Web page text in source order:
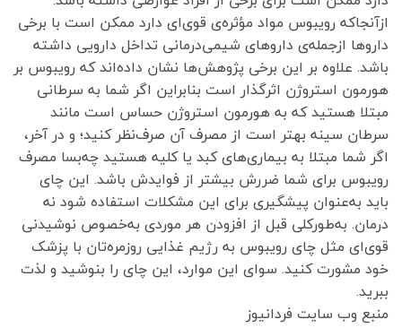
ازآنجاکه رویبوس مواد مؤثره‌ی قوی‌ای دارد ممکن است با برخی
دارو‌ها ازجمله‌ی دارو‌های شیمی‌درمانی تداخل دارویی داشته
باشد. علاوه بر این برخی پژوهش‌ها نشان داده‌اند که رویبوس بر
هورمون استروژن اثرگذار است بنابراین اگر شما به سرطانی
مبتلا هستید که به هورمون استروژن حساس است مانند
سرطان سینه بهتر است از مصرف آن صرف‌نظر کنید؛ و در آخر،
اگر شما مبتلا به بیماری‌های کبد یا کلیه هستید چه‌بسا مصرف
رویبوس برای شما ضررش بیشتر از فوایدش باشد. این چای
باید به‌عنوان پیشگیری برای این مشکلات استفاده شود نه
درمان. به‌طورکلی قبل از افزودن هر موردی به‌خصوص نوشیدنی
قوی‌ای مثل چای رویبوس به رژیم غذایی روزمره‌تان با پزشک
خود مشورت کنید. سوای این موارد، این چای را بنوشید و لذت
ببرید.
منبع وب سایت فردانیوز